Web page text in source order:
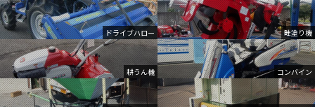
ドライブハロー 畦塗り機
耕うん機 コンバイン